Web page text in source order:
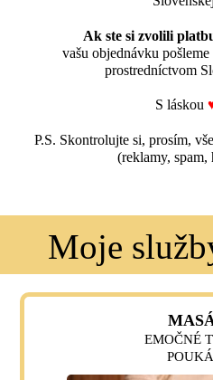
Ak ste si zvolili
vašu objednávku
prostredníctvom
S láskou
P.S. Skontrolujte si, prosím,
(reklamy, spam,
Moje
EMOČNÉ